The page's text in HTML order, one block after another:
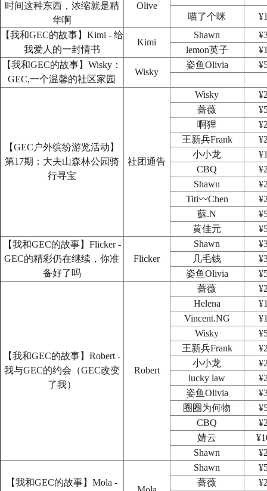
时间这种东西，浓缩就是精
华啊
Olive
喵了个咪
【我和GEC的故事】Kimi - 给
我爱人的一封情书
Kimi
Shawn
lemon英子
【我和GEC的故事】Wisky：
GEC,一个温馨的社区家园
Wisky
姿鱼Olivia
【GEC户外缤纷游览活动】
第17期：大夫山森林公园骑
行寻宝
社团通告
Wisky
蔷薇
啊狸
王新兵Frank
小小龙
CBQ
Shawn
Titi〰Chen
蘇.N
黄佳元
【我和GEC的故事】Flicker -
GEC的精彩仍在继续，你准
备好了吗
Flicker
Shawn
几毛钱
姿鱼Olivia
【我和GEC的故事】Robert -
我与GEC的约会（GEC改变
了我）
Robert
蔷薇
Helena
Vincent.NG
Wisky
王新兵Frank
小小龙
lucky law
姿鱼Olivia
圈圈为何物
CBQ
婧云
Shawn
【我和GEC的故事】Mola -
Shawn
蔷薇